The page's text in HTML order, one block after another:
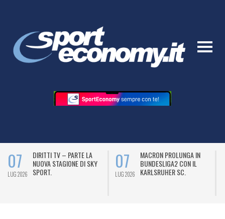
07
LUG 2026
DIRITTI TV – PARTE LA
NUOVA STAGIONE DI SKY
SPORT.
07
LUG 2026
MACRON PROLUNGA IN
BUNDESLIGA2 CON IL
KARLSRUHER SC.